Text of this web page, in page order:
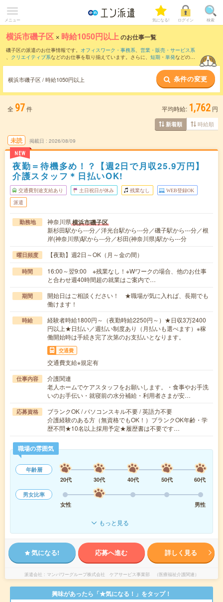
メニュー 気になる! ログイン 検索
横浜市磯子区 × 時給1050円以上のお仕事一覧
磯子区の派遣のお仕事情報です。 オフィスワーク・事務系、 営業・販売・サービス系
、 クリエイティブ系などのお仕事を取り揃えています。さらに、 短期 ・ 単発などの期
時給1250円以上 ・1800円以上の求人はこちら
当サイトでは法令を遵守し、最低賃金以上の求人のみを掲載しています。
横浜市磯子区 / 時給1050円以上 条件の変更
全 97件 平均時給: 1,762 円
新着順 時給順
未読
NEW
掲載日 2026/08/09
夜勤＝待機多め！？【週2日で月収25.9万円】
介護スタッフ＊日払いOK!
交通費別途支給あり 土日祝日が休み 残業なし WEB登録OK
派遣
勤務地 神奈川県横浜市磯子区
新杉田駅から---分／洋光台駅から---分／磯子駅から---分／根
岸(神奈川県)駅から---分／杉田(神奈川県)駅から---分
曜日頻度 【夜勤】週2日～OK（月～金の間）
時間
16:00～翌9:00 ※残業なし！※Wワークの場合、他のお仕事
と合わせ週40時間超の就業はご案内で…
期間
開始日はご相談ください！ ★職場が気に入れば、長期でも
働けます！
時給
経験者時給1800円～（夜勤時給2250円～）★日収3万2400
円以上★日払い／週払い制度あり（月払いも選べます）※稼
働開始時は手続き完了次第のお支払いとなります。
交通費
交通費支給※規定有
仕事内容
介護関連
老人ホームでケアスタッフをお願いします。・食事やお手洗
いのお手伝い・就寝前の水分補給・利用者さまが安…
応募資格
ブランクOK / パソコンスキル不要 / 英語力不要
介護経験のある方（無資格でもOK！）ブランクOK年齢・学
歴不問★10名以上採用予定★履歴書は不要です…
職場の雰囲気
年齢層
20代
30代 40代 50代
60代
男女比率
女性
男性
もっと見る
気になる! 応募へ進む 詳しく見る
派遣会社 マンパワーグループ株式会社 ケアサービス事業部 （医療福祉介護関連）
興味があったら「★気になる！」をタップ！